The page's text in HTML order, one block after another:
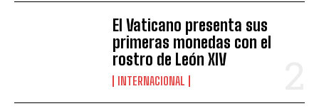
El Vaticano presenta sus
primeras monedas con el
rostro de León XIV
INTERNACIONAL